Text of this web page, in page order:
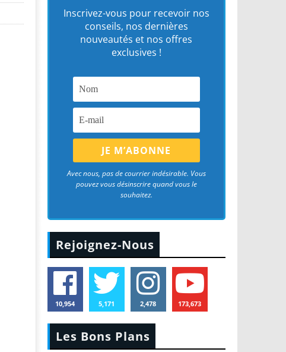
Inscrivez-vous pour recevoir nos
conseils, nos dernières
nouveautés et nos offres
exclusives !
Avec nous, pas de courrier indésirable. Vous
pouvez vous désinscrire quand vous le
souhaitez.
Rejoignez-Nous
10,954 5,171 2,478 173,673
Les Bons Plans